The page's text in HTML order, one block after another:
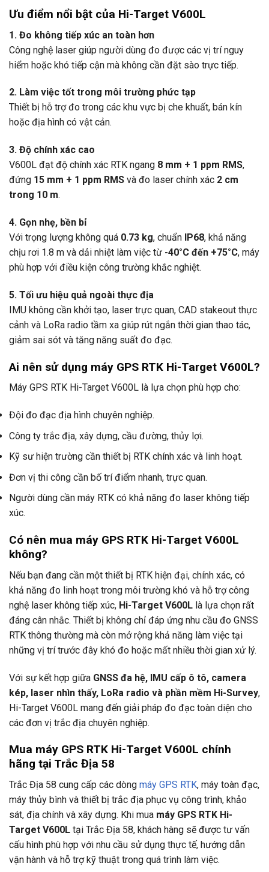
Ưu điểm nổi bật của Hi-Target V600L
1. Đo không tiếp xúc an toàn hơn
Công nghệ laser giúp người dùng đo được các vị trí nguy
hiểm hoặc khó tiếp cận mà không cần đặt sào trực tiếp.
2. Làm việc tốt trong môi trường phức tạp
Thiết bị hỗ trợ đo trong các khu vực bị che khuất, bán kín
hoặc địa hình có vật cản.
3. Độ chính xác cao
V600L đạt độ chính xác RTK ngang 8 mm + 1 ppm RMS,
đứng 15 mm + 1 ppm RMS và đo laser chính xác 2 cm
trong 10 m.
4. Gọn nhẹ, bền bỉ
Với trọng lượng không quá 0.73 kg, chuẩn IP68, khả năng
chịu rơi 1.8 m và dải nhiệt làm việc từ -40°C đến +75°C, máy
phù hợp với điều kiện công trường khắc nghiệt.
5. Tối ưu hiệu quả ngoài thực địa
IMU không cần khởi tạo, laser trực quan, CAD stakeout thực
cảnh và LoRa radio tầm xa giúp rút ngắn thời gian thao tác,
giảm sai sót và tăng năng suất đo đạc.
Ai nên sử dụng máy GPS RTK Hi-Target V600L?
Máy GPS RTK Hi-Target V600L là lựa chọn phù hợp cho:
Đội đo đạc địa hình chuyên nghiệp.
Công ty trắc địa, xây dựng, cầu đường, thủy lợi.
Kỹ sư hiện trường cần thiết bị RTK chính xác và linh hoạt.
Đơn vị thi công cần bố trí điểm nhanh, trực quan.
Người dùng cần máy RTK có khả năng đo laser không tiếp
xúc.
Có nên mua máy GPS RTK Hi-Target V600L
không?
Nếu bạn đang cần một thiết bị RTK hiện đại, chính xác, có
khả năng đo linh hoạt trong môi trường khó và hỗ trợ công
nghệ laser không tiếp xúc, Hi-Target V600L là lựa chọn rất
đáng cân nhắc. Thiết bị không chỉ đáp ứng nhu cầu đo GNSS
RTK thông thường mà còn mở rộng khả năng làm việc tại
những vị trí trước đây khó đo hoặc mất nhiều thời gian xử lý.
Với sự kết hợp giữa GNSS đa hệ, IMU cấp ô tô, camera
kép, laser nhìn thấy, LoRa radio và phần mềm Hi-Survey,
Hi-Target V600L mang đến giải pháp đo đạc toàn diện cho
các đơn vị trắc địa chuyên nghiệp.
Mua máy GPS RTK Hi-Target V600L chính
hãng tại Trắc Địa 58
Trắc Địa 58 cung cấp các dòng máy GPS RTK, máy toàn đạc,
máy thủy bình và thiết bị trắc địa phục vụ công trình, khảo
sát, địa chính và xây dựng. Khi mua máy GPS RTK Hi-
Target V600L tại Trắc Địa 58, khách hàng sẽ được tư vấn
cấu hình phù hợp với nhu cầu sử dụng thực tế, hướng dẫn
vận hành và hỗ trợ kỹ thuật trong quá trình làm việc.